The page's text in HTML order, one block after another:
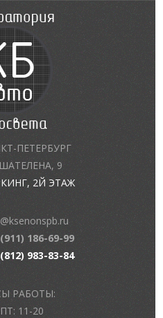
ПЕТЕРБУРГ
9
2Й ЭТАЖ
186-69-99
983-83-84
РАБОТЫ:
11-20